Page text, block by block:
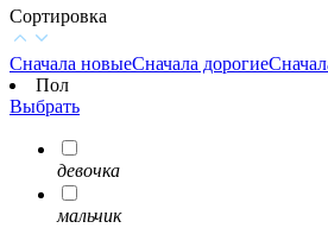
Сортировка
Сначала новыеСначала дорогие
Пол
Выбрать
девочка
мальчик